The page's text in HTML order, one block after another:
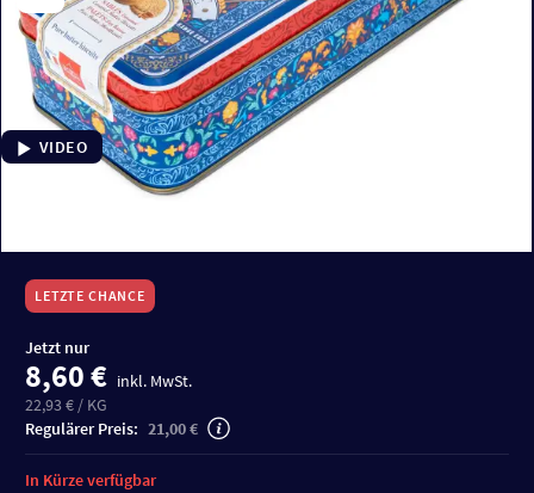
VIDEO
LETZTE CHANCE
Jetzt nur
8,60 € inkl. MwSt.
22,93 € / KG
Regulärer Preis: 21,00 €
In Kürze verfügbar